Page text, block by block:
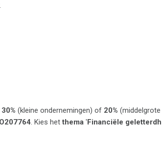
30% (kleine ondernemingen) of 20% (middelgrote
. Kies hetthema 'Financiële